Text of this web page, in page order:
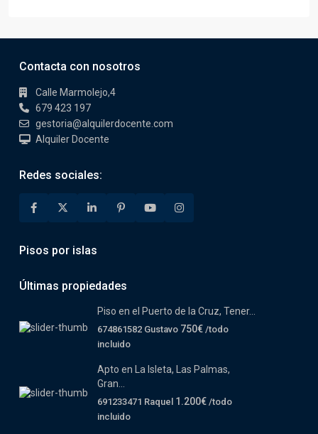
Contacta con nosotros
Calle Marmolejo,4
679 423 197
gestoria@alquilerdocente.com
Alquiler Docente
Redes sociales:
Pisos por islas
Últimas propiedades
Piso en el Puerto de la Cruz, Tener...
674861582 Gustavo 750€ /todo
incluido
Apto en La Isleta, Las Palmas,
Gran...
691233471 Raquel 1.200€ /todo
incluido